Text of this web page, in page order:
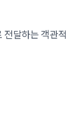
전달하는 객관적